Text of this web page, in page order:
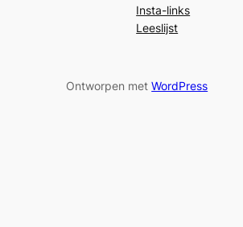
Insta-links
Leeslijst
Ontworpen metWordPress